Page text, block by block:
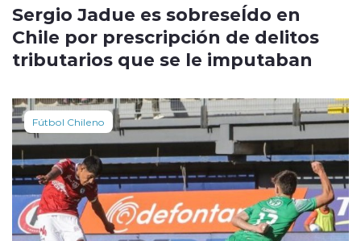
Sergio Jadue es sobreseÍdo en
Chile por prescripción de delitos
tributarios que se le imputaban
Fútbol Chileno